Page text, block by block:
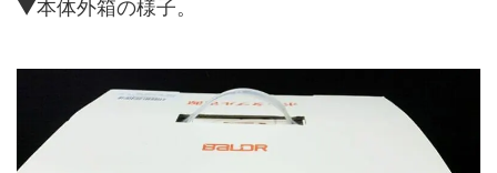
▼本体外箱の様子。